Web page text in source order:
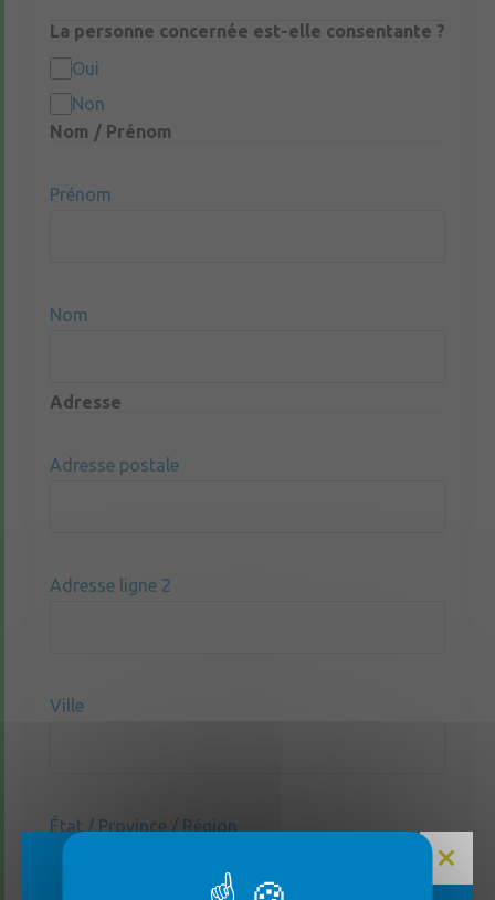
La personne concernée est-elle consentante ?
Oui
Non
Nom / Prénom
Prénom
Nom
Adresse
Adresse postale
Adresse ligne 2
Ville
État / Province / Région